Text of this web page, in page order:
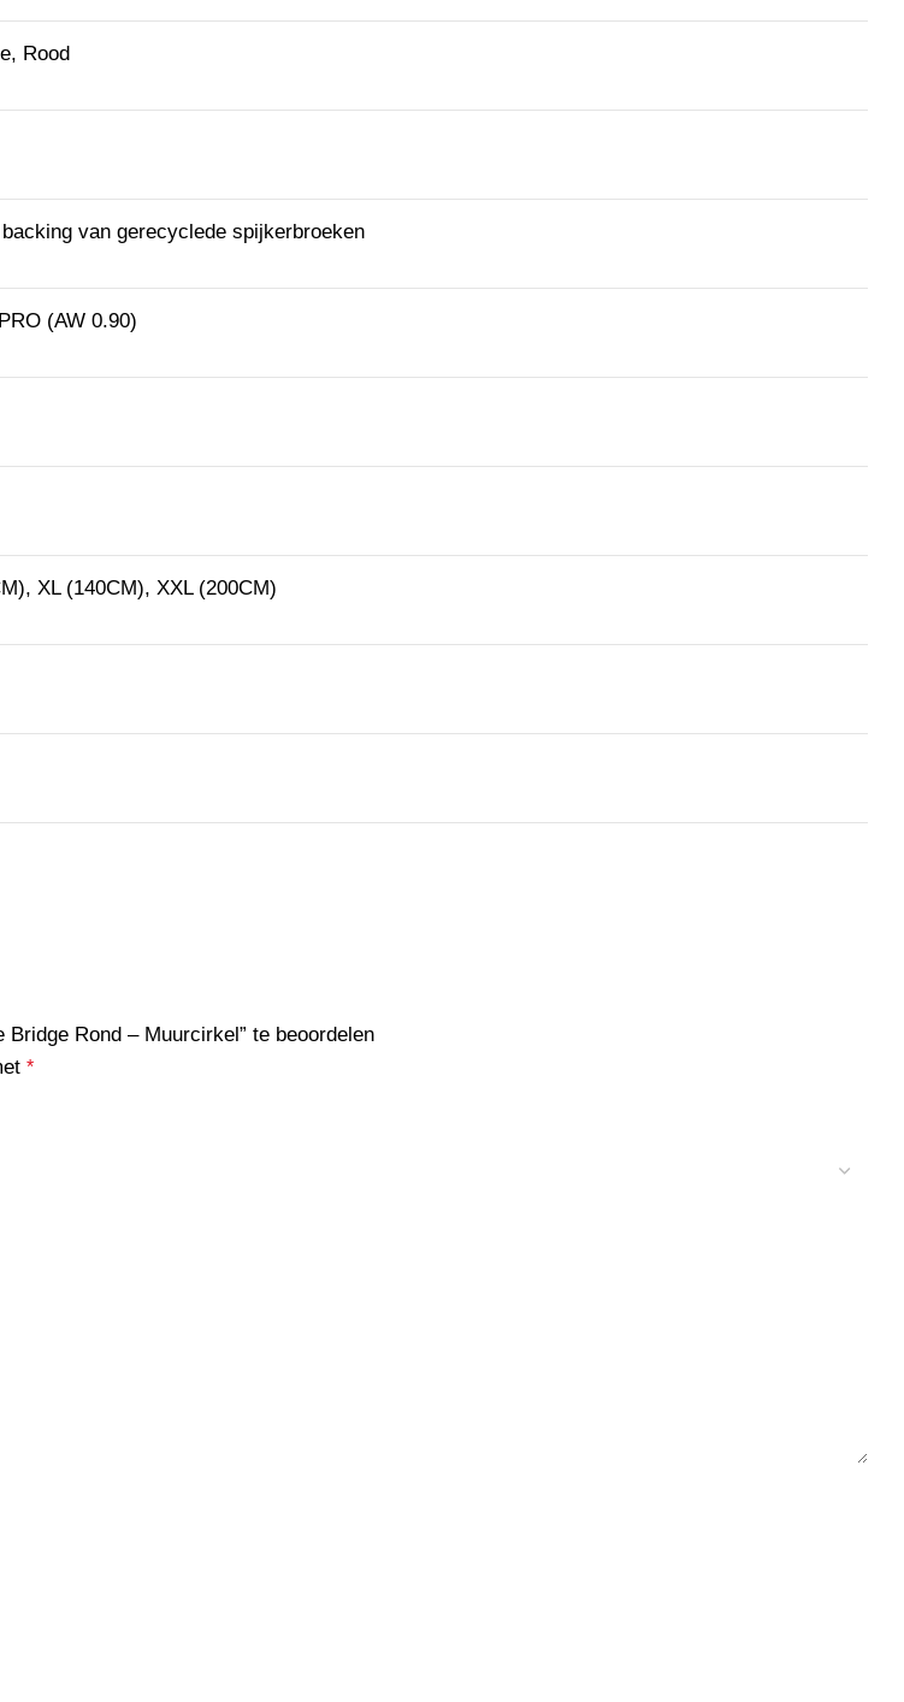
Rood
van gerecyclede spijkerbroeken
(AW 0.90)
XL (140CM), XXL (200CM)
Rond – Muurcirkel” te beoordelen
*